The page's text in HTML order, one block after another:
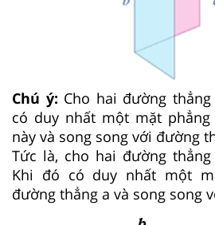
Chú ý: Cho hai đường
có duy nhất một mặt
này và song song với đường
Tức là, cho hai đường
Khi đó có duy nhất một
đường thẳng a và song song